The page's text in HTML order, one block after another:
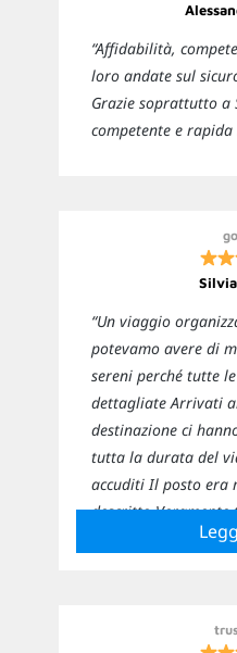
“Affidabilità,
loro andate sul
Grazie soprattutto a
competente e
“Un viaggio
potevamo avere di
sereni perché tutte
dettagliate Arrivati
destinazione ci
tutta la durata del
accuditi Il posto era
descritto
Sicuramente ci